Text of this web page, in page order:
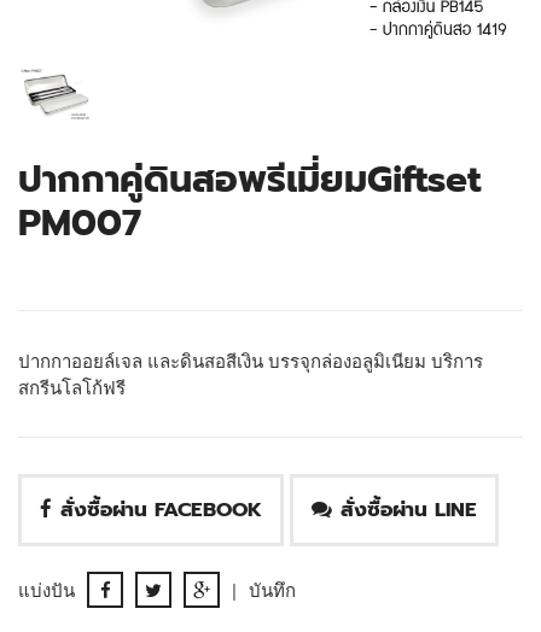
ปากกาคู่ดินสอพรีเมี่ยมGiftset
PM007
ปากกาออยล์เจล และดินสอสีเงิน บรรจุกล่องอลูมิเนียม บริการ
สกรีนโลโก้ฟรี
สั่งซื้อผ่าน FACEBOOK สั่งซื้อผ่าน LINE
แบ่งปัน | บันทึก